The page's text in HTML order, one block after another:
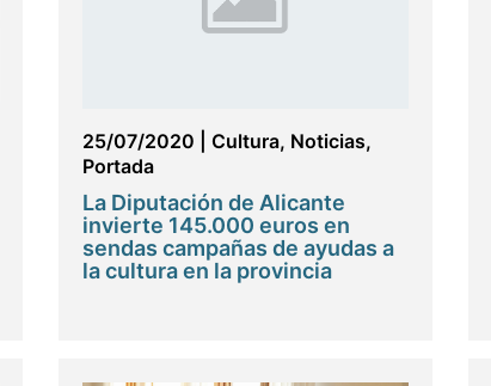
25/07/2020 Cultura, Noticias,
Portada
La Diputación de Alicante
invierte 145.000 euros en
sendas campañas de ayudas a
la cultura en la provincia